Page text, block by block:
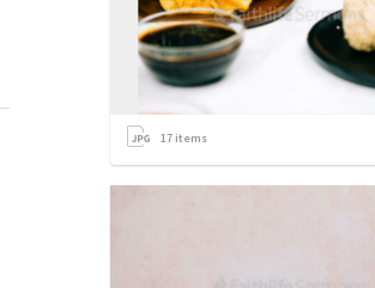
17 items